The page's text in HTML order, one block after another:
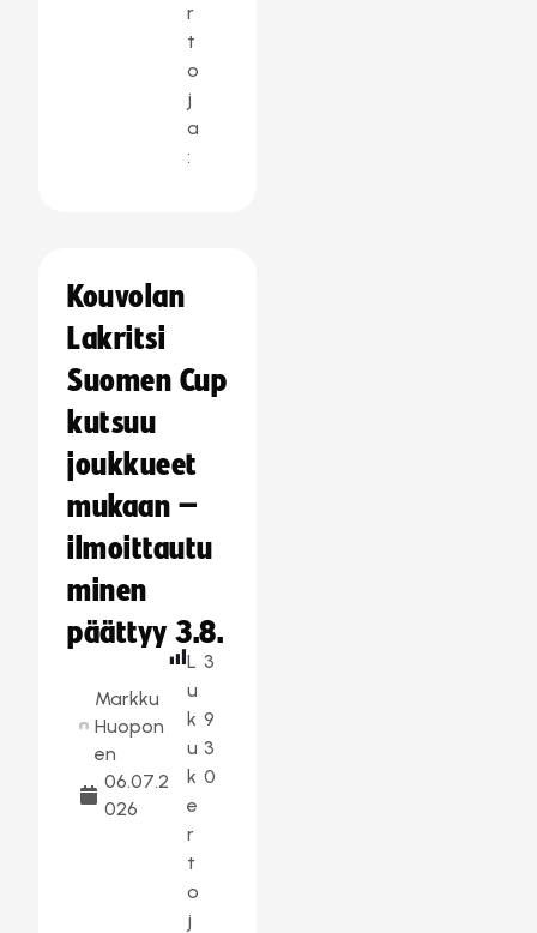
r
t
o
j
a
:
Kouvolan
Lakritsi
Suomen Cup
kutsuu
joukkueet
mukaan –
ilmoittautu
minen
päättyy 3.8.
Markku
Huopon
en
06.07.2
026
L
u
k
u
k
e
r
t
o
j
3
9
3
0